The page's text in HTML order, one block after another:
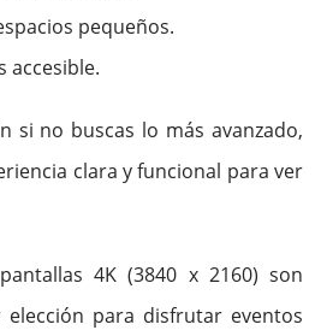
pequeños.
accesible.
si no buscas lo más avanzado,
clara y funcional para ver
4K (3840 x 2160) son
para disfrutar eventos